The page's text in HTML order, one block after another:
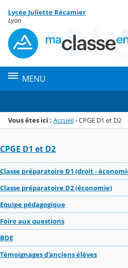
Menu de la rubrique
Contenu
Lycée Juliette Récamier
Lyon
MENU
Vous êtes ici : Accueil›CPGE D1 et D2
CPGE D1 et D2
Classe préparatoire D1 (droit -
Classe préparatoire D2 (économie)
Equipe pédagogique
Foire aux questions
BDE
Témoignages d'anciens élèves